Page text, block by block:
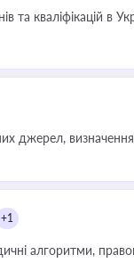
та кваліфікацій в
джерел,
+1
алгоритми,